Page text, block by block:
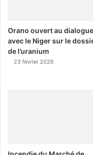
Orano ouvert au dialogue
avec le Niger sur le
de l’uranium
23 février 2026